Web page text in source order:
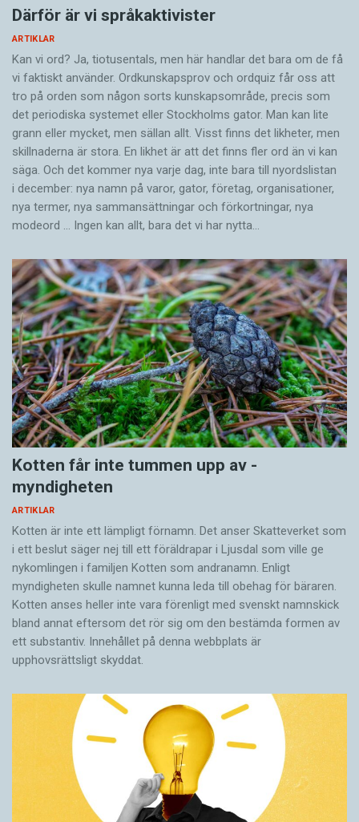
Därför är vi språkaktivister
ARTIKLAR
Kan vi ord? Ja, tiotusentals, men här handlar det bara om de få
vi faktiskt använder. Ordkunskapsprov och ordquiz får oss att
tro på orden som någon sorts kunskapsområde, precis som
det periodiska systemet eller Stockholms gator. Man kan lite
grann eller mycket, men sällan allt. Visst finns det likheter, men
skillnaderna är stora. En likhet är att det finns fler ord än vi kan
säga. Och det kommer nya varje dag, inte bara till nyordslistan
i december: nya namn på varor, gator, företag, organisationer,
nya termer, nya samman­sättningar och förkortningar, nya
modeord … Ingen kan allt, bara det vi har nytta…
Kotten får inte tummen upp av ­
myndigheten
ARTIKLAR
Kotten är inte ett lämpligt förnamn. Det anser Skatte­verket som
i ett beslut säger nej till ett föräldra­par i Ljusdal som ville ge
nykomlingen i familjen Kotten som andranamn. Enligt
myndigheten skulle namnet kunna leda till obehag för bäraren.
Kotten anses heller inte vara förenligt med svenskt namnskick
bland annat eftersom det rör sig om den bestämda formen av
ett substantiv. Innehållet på denna webbplats är
upphovsrättsligt skyddat.